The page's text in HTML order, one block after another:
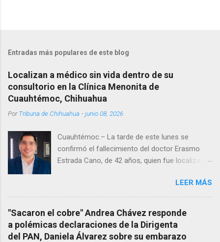
Entradas más populares de este blog
Localizan a médico sin vida dentro de su
consultorio en la Clínica Menonita de
Cuauhtémoc, Chihuahua
PorTribuna de Chihuahua -junio 08, 2026
Cuauhtémoc.– La tarde de este lunes se
confirmó el fallecimiento del doctor Erasmo
Estrada Cano, de 42 años, quien fue localizado
Menonita, ubicada en el kilómetro 10 del
Corredor Comercial. Según reportes el médico
se habría quitado la vida mientras permanecía
encerrado en el consultorio, por lo que
autoridades tuvieron que derribar la puerta,
LEER MÁS
"Sacaron el cobre" Andrea Chávez responde
a polémicas declaraciones de la Dirigenta
del PAN, Daniela Álvarez sobre su embarazo